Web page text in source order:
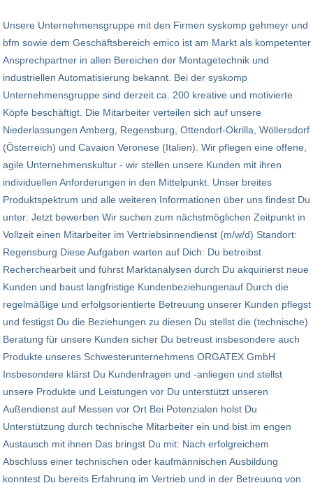
Unsere Unternehmensgruppe mit den Firmen syskomp gehmeyr und
bfm sowie dem Geschäftsbereich emico ist am Markt als kompetenter
Ansprechpartner in allen Bereichen der Montagetechnik und
industriellen Automatisierung bekannt. Bei der syskomp
Unternehmensgruppe sind derzeit ca. 200 kreative und motivierte
Köpfe beschäftigt. Die Mitarbeiter verteilen sich auf unsere
Niederlassungen Amberg, Regensburg, Ottendorf-Okrilla, Wöllersdorf
(Österreich) und Cavaion Veronese (Italien). Wir pflegen eine offene,
agile Unternehmenskultur - wir stellen unsere Kunden mit ihren
individuellen Anforderungen in den Mittelpunkt. Unser breites
Produktspektrum und alle weiteren Informationen über uns findest Du
unter: Jetzt bewerben Wir suchen zum nächstmöglichen Zeitpunkt in
Vollzeit einen Mitarbeiter im Vertriebsinnendienst (m/w/d) Standort:
Regensburg Diese Aufgaben warten auf Dich: Du betreibst
Recherchearbeit und führst Marktanalysen durch Du akquirierst neue
Kunden und baust langfristige Kundenbeziehungenauf Durch die
regelmäßige und erfolgsorientierte Betreuung unserer Kunden pflegst
und festigst Du die Beziehungen zu diesen Du stellst die (technische)
Beratung für unsere Kunden sicher Du betreust insbesondere auch
Produkte unseres Schwesterunternehmens ORGATEX GmbH
Insbesondere klärst Du Kundenfragen und -anliegen und stellst
unsere Produkte und Leistungen vor Du unterstützt unseren
Außendienst auf Messen vor Ort Bei Potenzialen holst Du
Unterstützung durch technische Mitarbeiter ein und bist im engen
Austausch mit ihnen Das bringst Du mit: Nach erfolgreichem
Abschluss einer technischen oder kaufmännischen Ausbildung
konntest Du bereits Erfahrung im Vertrieb und in der Betreuung von